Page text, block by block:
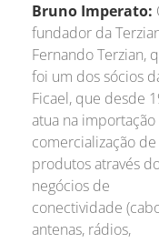
Bruno Imperato:
fundador da
Fernando Terzian,
foi um dos sócios
Ficael, que desde
atua na importação
comercialização de
produtos através
negócios de
conectividade
antenas, rádios,